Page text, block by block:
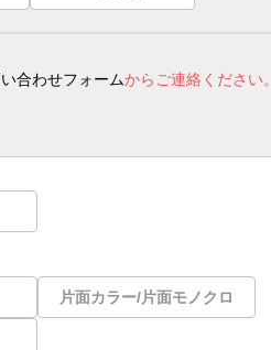
合わせフォームからご連絡ください。
片面カラー/片面モノクロ